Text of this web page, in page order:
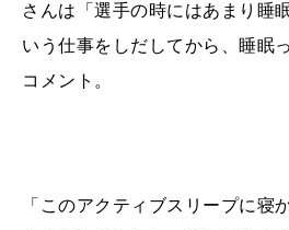
さんは「選手の時にはあまり睡
いう仕事をしだしてから、睡眠
コメント。
「このアクティブスリープに